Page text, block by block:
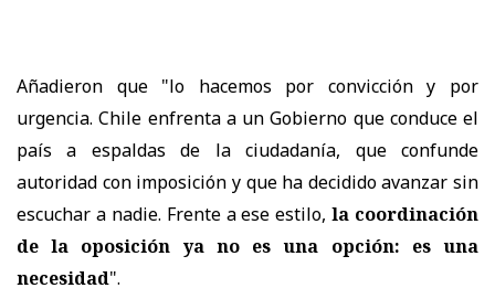
Añadieron que "lo hacemos por convicción y por
urgencia. Chile enfrenta a un Gobierno que conduce el
país a espaldas de la ciudadanía, que confunde
autoridad con imposición y que ha decidido avanzar sin
escuchar a nadie. Frente a ese estilo,la coordinación
de la oposición ya no es una opción: es una
necesidad".